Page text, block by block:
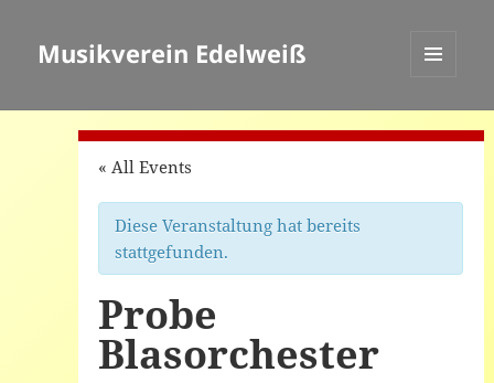
Musikverein Edelweiß
« All Events
Diese Veranstaltung hat bereits
stattgefunden.
Probe
Blasorchester